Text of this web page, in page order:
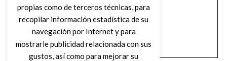
propias como de terceros técnicas, para
recopilar información estadística de su
navegación por Internet y para
mostrarle publicidad relacionada con sus
gustos, así como para mejorar su